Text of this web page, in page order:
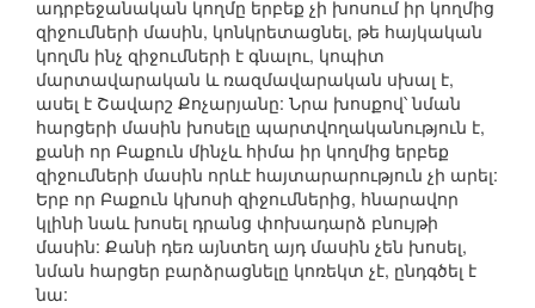
ադրբեջանական կողմը երբեք չի խոսում իր կողմից
զիջումների մասին, կոնկրետացնել, թե հայկական
կողմն ինչ զիջումների է գնալու, կոպիտ
մարտավարական և ռազմավարական սխալ է,
ասել է Շավարշ Քոչարյանը: Նրա խոսքով՝ նման
հարցերի մասին խոսելը պարտվողականություն է,
քանի որ Բաքուն մինչև հիմա իր կողմից երբեք
զիջումների մասին որևէ հայտարարություն չի արել:
Երբ որ Բաքուն կխոսի զիջումներից, հնարավոր
կլինի նաև խոսել դրանց փոխադարձ բնույթի
մասին: Քանի դեռ այնտեղ այդ մասին չեն խոսել,
նման հարցեր բարձրացնելը կոռեկտ չէ, ընդգծել է
նա: